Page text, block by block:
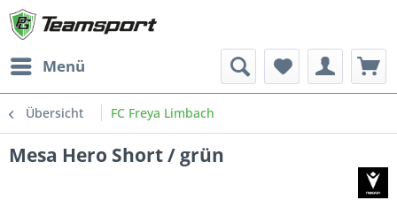
Menü
Übersicht FC Freya Limbach
Mesa Hero Short / grün